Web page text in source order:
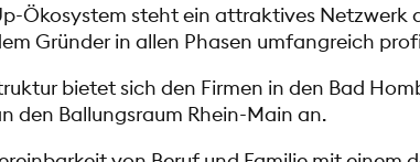
Ökosystem steht ein attraktives
Gründer in allen Phasen umfangreich
bietet sich den Firmen in den Bad
den Ballungsraum Rhein-Main an.